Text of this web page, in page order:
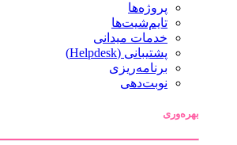
پروژه‌ها
تایم‌شیت‌ها
خدمات میدانی
پشتیبانی (Helpdesk)
برنامه‌ریزی
نوبت‌دهی
بهره‌وری